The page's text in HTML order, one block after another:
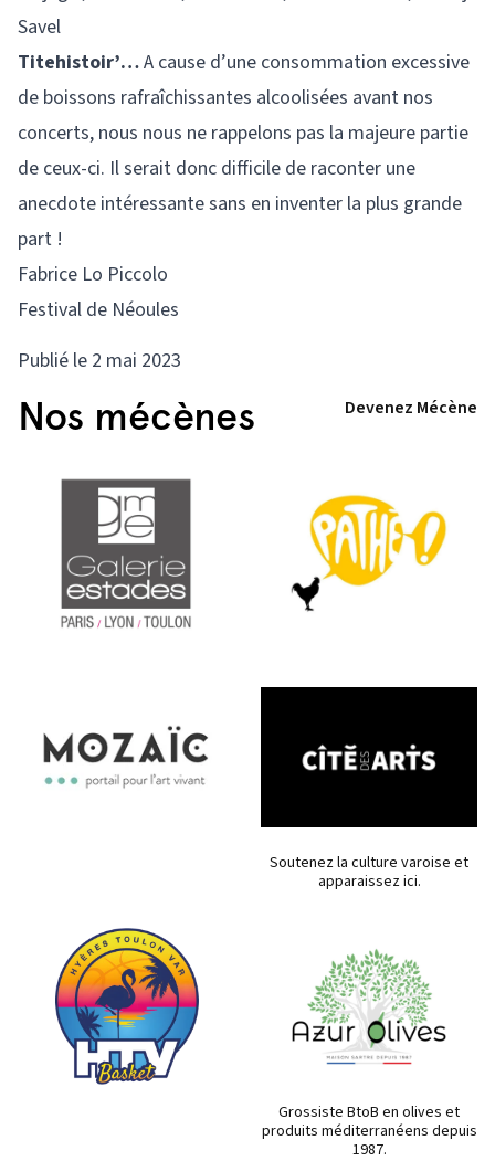
Savel
Titehistoir’…A cause d’une consommation excessive
de boissons rafraîchissantes alcoolisées avant nos
concerts, nous nous ne rappelons pas la majeure partie
de ceux-ci. Il serait donc difficile de raconter une
anecdote intéressante sans en inventer la plus grande
part !
Fabrice Lo Piccolo
Festival de Néoules
Publié le 2 mai 2023
Nos mécènes Devenez Mécène
Soutenez la culture varoise et
apparaissez ici.
Grossiste BtoB en olives et
produits méditerranéens depuis
1987.